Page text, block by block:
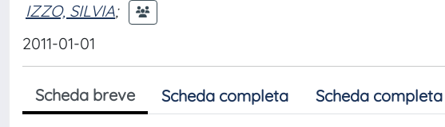
IZZO, SILVIA;
2011-01-01
Scheda breve Scheda completa Scheda completa